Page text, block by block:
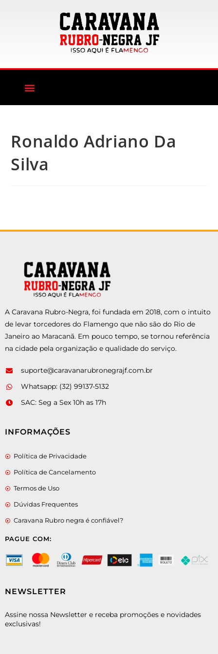
Ronaldo Adriano Da
Silva
A Caravana Rubro-Negra, foi fundada em 2018, com o intuito
de levar torcedores do Flamengo que não são do Rio de
Janeiro ao Maracanã. Em pouco tempo, se tornou referência
na cidade pela organização e qualidade do serviço.
suporte@caravanarubronegrajf.com.br
Whatsapp: (32) 99137-5132
SAC: Seg a Sex 10h as 17h
INFORMAÇÕES
Política de Privacidade
Política de Cancelamento
Termos de Uso
Dúvidas Frequentes
Caravana Rubro negra é confiável?
PAGUE COM:
NEWSLETTER
Assine nossa Newsletter e receba promoções e novidades
exclusivas!